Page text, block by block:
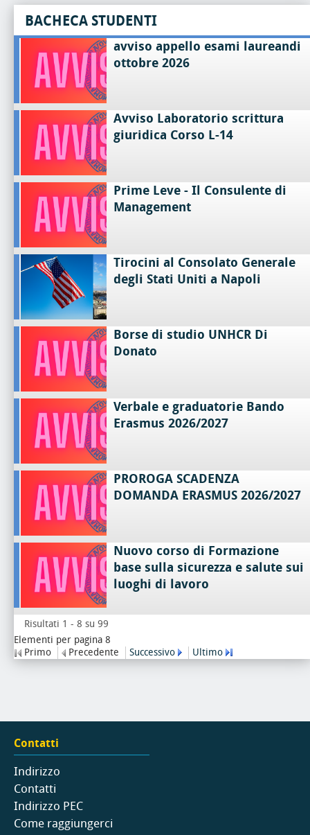
BACHECA STUDENTI
avviso appello esami laureandi
ottobre 2026
Avviso Laboratorio scrittura
giuridica Corso L-14
Prime Leve - Il Consulente di
Management
Tirocini al Consolato Generale
degli Stati Uniti a Napoli
Borse di studio UNHCR Di
Donato
Verbale e graduatorie Bando
Erasmus 2026/2027
PROROGA SCADENZA
DOMANDA ERASMUS 2026/2027
Nuovo corso di Formazione
base sulla sicurezza e salute sui
luoghi di lavoro
Risultati 1 - 8 su 99
Elementi per pagina 8
Primo
Precedente Successivo Ultimo
Contatti
Indirizzo
Contatti
Indirizzo PEC
Come raggiungerci